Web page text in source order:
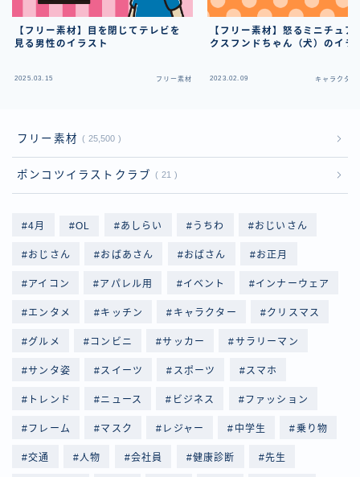
【フリー素材】目を閉じてテレビを
見る男性のイラスト
2025.03.15 フリー素材
【フリー素材】怒るミニチュア
クスフンドちゃん（犬）のイラ
2023.02.09 キャラクター
フリー素材 25,500
ポンコツイラストクラブ 21
4月 OL あしらい うちわ おじいさん
おじさん おばあさん おばさん お正月
アイコン アパレル用 イベント インナーウェア
エンタメ キッチン キャラクター クリスマス
グルメ コンビニ サッカー サラリーマン
サンタ姿 スイーツ スポーツ スマホ
トレンド ニュース ビジネス ファッション
フレーム マスク レジャー 中学生 乗り物
交通 人物 会社員 健康診断 先生